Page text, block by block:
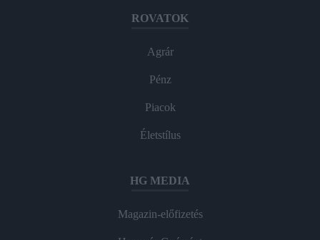
ROVATOK
Agrár
Pénz
Piacok
Életstílus
HG MEDIA
Magazin-előfizetés